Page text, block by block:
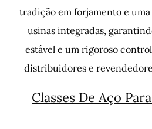
tradição em forjamento e
usinas integradas,
estável e um rigoroso
distribuidores e
Classes De Aço